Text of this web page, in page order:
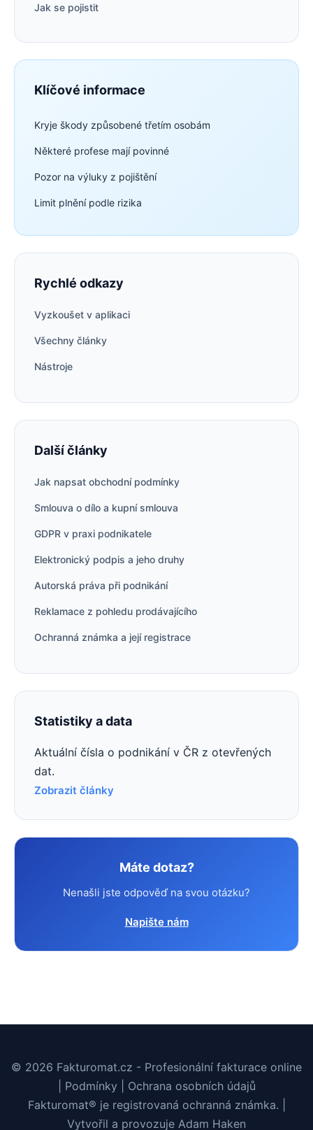
Jak se pojistit
Klíčové informace
Kryje škody způsobené třetím osobám
Některé profese mají povinné
Pozor na výluky z pojištění
Limit plnění podle rizika
Rychlé odkazy
Vyzkoušet v aplikaci
Všechny články
Nástroje
Další články
Jak napsat obchodní podmínky
Smlouva o dílo a kupní smlouva
GDPR v praxi podnikatele
Elektronický podpis a jeho druhy
Autorská práva při podnikání
Reklamace z pohledu prodávajícího
Ochranná známka a její registrace
Statistiky a data
Aktuální čísla o podnikání v ČR z otevřených
dat.
Zobrazit články
Máte dotaz?
Nenašli jste odpověď na svou otázku?
Napište nám
© 2026 Fakturomat.cz - Profesionální fakturace online
Podmínky
Ochrana osobních údajů
Fakturomat® je registrovaná ochranná známka. |
Vytvořil a provozuje Adam Haken